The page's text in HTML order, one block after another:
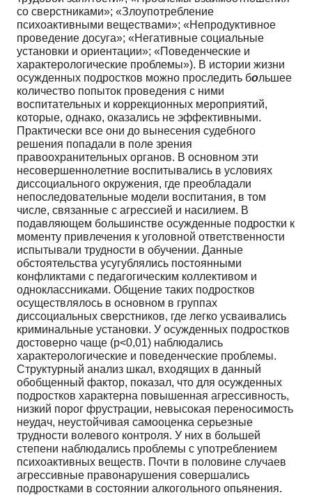
со сверстниками»; «Злоупотребление
психоактивными веществами»; «Непродуктивное
проведение досуга»; «Негативные социальные
установки и ориентации»; «Поведенческие и
характерологические проблемы»). В истории жизни
осужденных подростков можно проследить большее
количество попыток проведения с ними
воспитательных и коррекционных мероприятий,
которые, однако, оказались не эффективными.
Практически все они до вынесения судебного
решения попадали в поле зрения
правоохранительных органов. В основном эти
несовершеннолетние воспитывались в условиях
диссоциального окружения, где преобладали
непоследовательные модели воспитания, в том
числе, связанные с агрессией и насилием. В
подавляющем большинстве осужденные подростки к
моменту привлечения к уголовной ответственности
испытывали трудности в обучении. Данные
обстоятельства усугублялись постоянными
конфликтами с педагогическим коллективом и
одноклассниками. Общение таких подростков
осуществлялось в основном в группах
диссоциальных сверстников, где легко усваивались
криминальные установки. У осужденных подростков
достоверно чаще (p<0,01) наблюдались
характерологические и поведенческие проблемы.
Структурный анализ шкал, входящих в данный
обобщенный фактор, показал, что для осужденных
подростков характерна повышенная агрессивность,
низкий порог фрустрации, невысокая переносимость
неудач, неустойчивая самооценка серьезные
трудности волевого контроля. У них в большей
степени наблюдались проблемы с употреблением
психоактивных веществ. Почти в половине случаев
агрессивные правонарушения совершались
подростками в состоянии алкогольного опьянения.